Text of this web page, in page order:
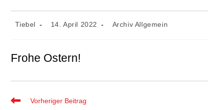
Beitrags-
Tiebel
Beitrag
14. April 2022
Beitrags-
Archiv Allgemein
Frohe Ostern!
WeitereVorheriger Beitrag